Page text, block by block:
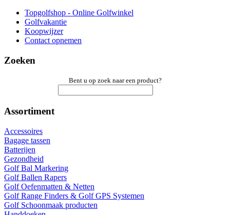
Topgolfshop - Online Golfwinkel
Golfvakantie
Koopwijzer
Contact opnemen
Zoeken
Bent u op zoek naar een product?
Assortiment
Accessoires
Bagage tassen
Batterijen
Gezondheid
Golf Bal Markering
Golf Ballen Rapers
Golf Oefenmatten & Netten
Golf Range Finders & Golf GPS Systemen
Golf Schoonmaak producten